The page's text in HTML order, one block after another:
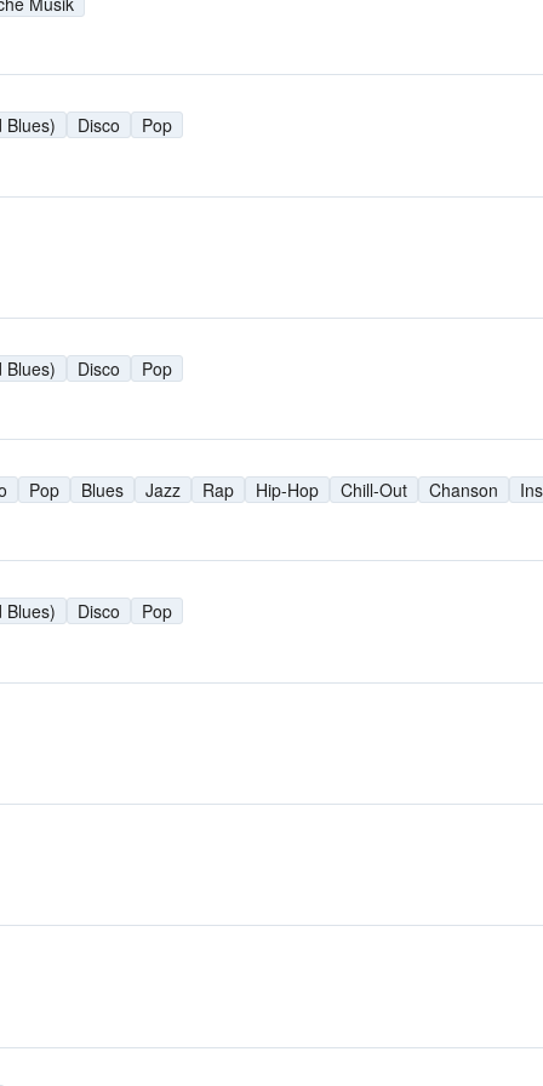
Blues) Disco Pop
Blues) Disco Pop
Pop Blues Jazz Rap Hip-Hop Chill-Out Chanson
Blues) Disco Pop